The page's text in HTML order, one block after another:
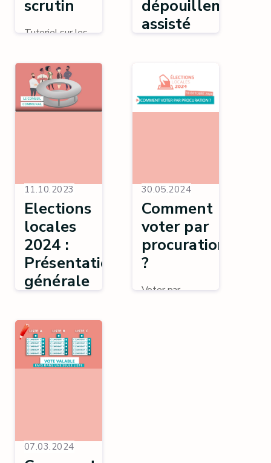
scrutin
Tutoriel sur les
avant le scrutin.
dépouillement
assisté
logiciel de
dépouillement
assisté
"PATSY".
11.10.2023
Elections
locales
2024 :
Présentation
générale
générale du
scrutin du 13
octobre 2024.
30.05.2024
Comment
voter par
procuration
?
Voter par
07.03.2024